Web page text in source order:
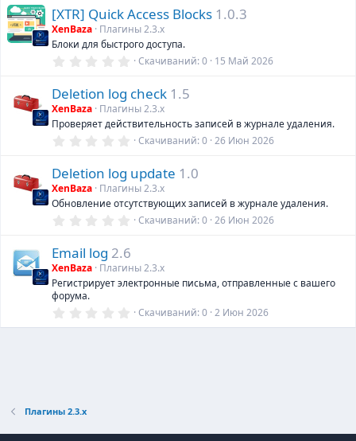
0
з
в
ё
з
[XTR] Quick Access Blocks 1.0.3
XenBaza Плагины 2.3.х
Блоки для быстрого доступа.
0
0
з
в
ё
з
Скачиваний 0 15 Май 2026
Deletion log check 1.5
XenBaza Плагины 2.3.х
Проверяет действительность записей в журнале удаления.
0
0
з
в
ё
з
Скачиваний 0 26 Июн 2026
Deletion log update 1.0
XenBaza Плагины 2.3.х
Обновление отсутствующих записей в журнале удаления.
0
0
з
в
ё
д
Скачиваний 0 26 Июн 2026
Email log 2.6
XenBaza Плагины 2.3.х
Регистрирует электронные письма, отправленные с вашего
форума.
0Скачиваний 0 2 Июн 2026
Плагины 2.3.х